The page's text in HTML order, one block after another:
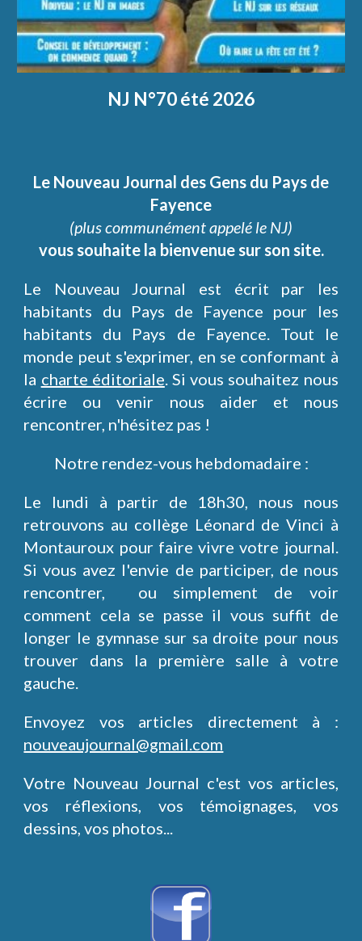
NJ N°70 été 2026
Le Nouveau Journal des Gens du Pays de
Fayence
(plus communément appelé le NJ)
vous souhaite la bienvenue sur son site.
Le Nouveau Journal est écrit par les
habitants du Pays de Fayence pour les
habitants du Pays de Fayence. Tout le
monde peut s'exprimer, en se conformant à
la charte éditoriale. Si vous souhaitez nous
écrire ou venir nous aider et nous
rencontrer, n'hésitez pas !
Notre rendez-vous hebdomadaire :
Le lundi à partir de 18h30, nous nous
retrouvons au collège Léonard de Vinci à
Montauroux pour faire vivre votre journal.
Si vous avez l'envie de participer, de nous
rencontrer, ou simplement de voir
comment cela se passe il vous suffit de
longer le gymnase sur sa droite pour nous
trouver dans la première salle à votre
gauche.
Envoyez vos articles directement à :
nouveaujournal@gmail.com
Votre Nouveau Journal c'est vos articles,
vos réflexions, vos témoignages, vos
dessins, vos photos...